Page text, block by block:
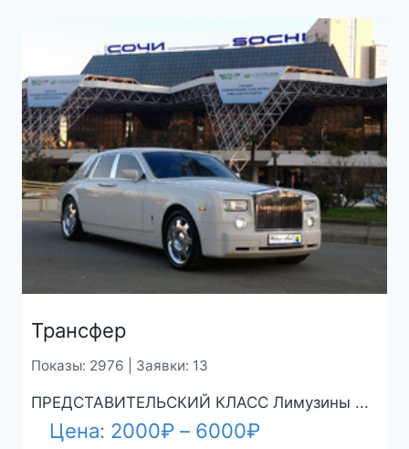
Трансфер
Показы: 2976 | Заявки: 13
ПРЕДСТАВИТЕЛЬСКИЙ КЛАСС Лимузины ...
Цена: 2000₽ – 6000₽Диапазон